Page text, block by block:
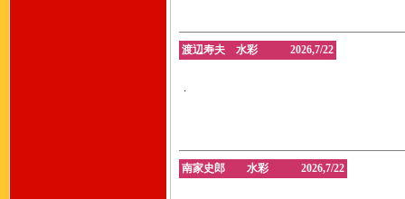
渡辺寿夫 水彩 2026,7/22
.
南家史郎 水彩 2026,7/22